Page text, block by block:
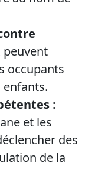
peuvent
occupants
:
et les
des
de la